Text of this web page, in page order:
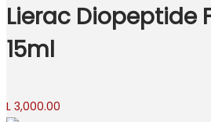
Lierac Diopeptide
15ml
L 3,000.00